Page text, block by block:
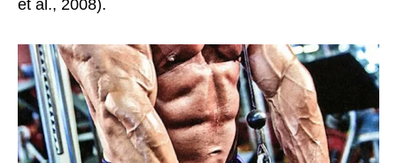
et al., 2008).